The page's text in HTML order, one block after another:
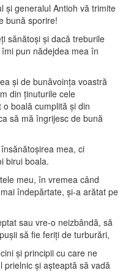
şi generalul Antioh vă trimite
bună sporire!
sănătoşi şi dacă treburile
pun nădejdea mea în
şi de bunăvoinţa voastră
din ţinuturile cele
o boală cumplită şi din
să mă îngrijesc de bună
mea, ci
birui boala.
meu, în vremea când
îndepărtate, şi-a arătat pe
sau vre-o neizbândă, să
să fie feriţi de turburări,
şi principii cu care ne
prielnic şi aşteaptă să vadă